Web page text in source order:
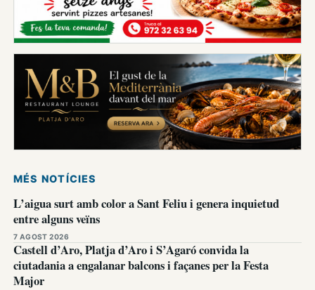
MÉS NOTÍCIES
L’aigua surt amb color a Sant Feliu i genera inquietud
entre alguns veïns
7 AGOST 2026
Castell d’Aro, Platja d’Aro i S’Agaró convida la
ciutadania a engalanar balcons i façanes per la Festa
Major